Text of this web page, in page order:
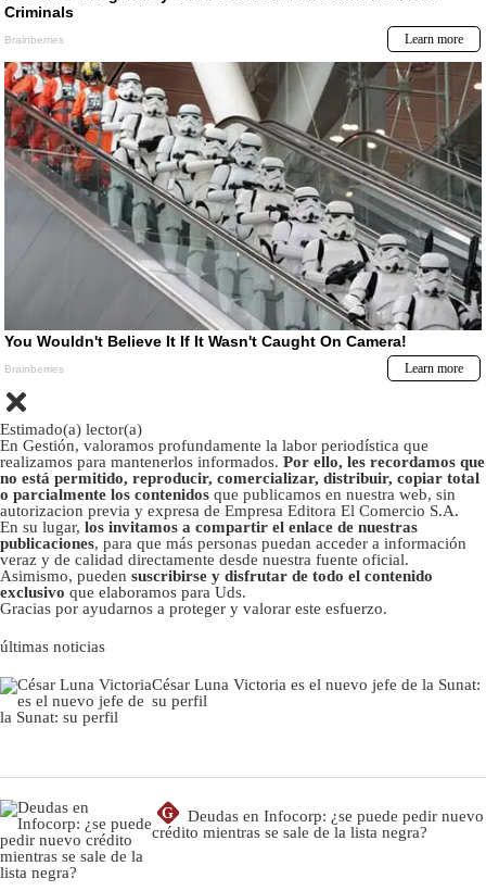
Estimado(a) lector(a)
En Gestión, valoramos profundamente la labor periodística que
realizamos para mantenerlos informados. Por ello, les recordamos que
no está permitido, reproducir, comercializar, distribuir, copiar total
o parcialmente los contenidos que publicamos en nuestra web, sin
autorizacion previa y expresa de Empresa Editora El Comercio S.A.
En su lugar, los invitamos a compartir el enlace de nuestras
publicaciones, para que más personas puedan acceder a información
veraz y de calidad directamente desde nuestra fuente oficial.
Asimismo, pueden suscribirse y disfrutar de todo el contenido
exclusivo que elaboramos para Uds.
Gracias por ayudarnos a proteger y valorar este esfuerzo.
últimas noticias
César Luna Victoria es el nuevo jefe de la Sunat:
su perfil
G
Deudas en Infocorp: ¿se puede pedir nuevo
crédito mientras se sale de la lista negra?